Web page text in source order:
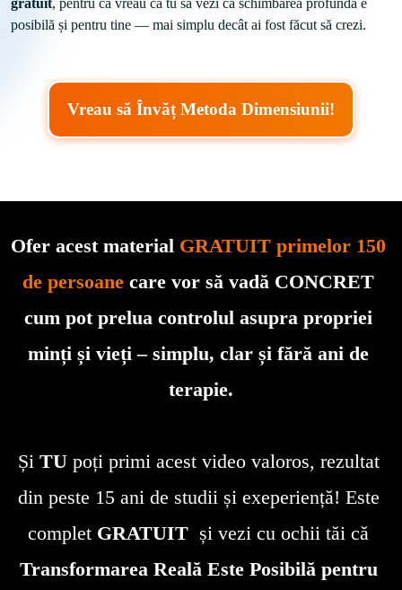
gratuit, pentru că vreau ca tu să vezi că schimbarea profundă e
posibilă și pentru tine — mai simplu decât ai fost făcut să crezi.
Vreau să Învăț Metoda Dimensiunii!
Ofer acest material GRATUIT primelor 150
de persoane care vor să vadă CONCRET
cum pot prelua controlul asupra propriei
minți și vieți – simplu, clar și fără ani de
terapie.
Și TU poți primi acest video valoros, rezultat
din peste 15 ani de studii și exeperiență! Este
complet GRATUIT
  și vezi cu ochii tăi că
Transformarea Reală Este Posibilă pentru